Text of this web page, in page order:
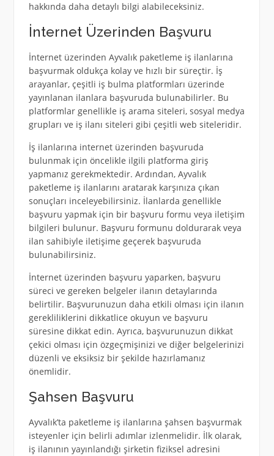
hakkında daha detaylı bilgi alabileceksiniz.
İnternet Üzerinden Başvuru
İnternet üzerinden Ayvalık paketleme iş ilanlarına
başvurmak oldukça kolay ve hızlı bir süreçtir. İş
arayanlar, çeşitli iş bulma platformları üzerinde
yayınlanan ilanlara başvuruda bulunabilirler. Bu
platformlar genellikle iş arama siteleri, sosyal medya
grupları ve iş ilanı siteleri gibi çeşitli web siteleridir.
İş ilanlarına internet üzerinden başvuruda
bulunmak için öncelikle ilgili platforma giriş
yapmanız gerekmektedir. Ardından, Ayvalık
paketleme iş ilanlarını aratarak karşınıza çıkan
sonuçları inceleyebilirsiniz. İlanlarda genellikle
başvuru yapmak için bir başvuru formu veya iletişim
bilgileri bulunur. Başvuru formunu doldurarak veya
ilan sahibiyle iletişime geçerek başvuruda
bulunabilirsiniz.
İnternet üzerinden başvuru yaparken, başvuru
süreci ve gereken belgeler ilanın detaylarında
belirtilir. Başvurunuzun daha etkili olması için ilanın
gerekliliklerini dikkatlice okuyun ve başvuru
süresine dikkat edin. Ayrıca, başvurunuzun dikkat
çekici olması için özgeçmişinizi ve diğer belgelerinizi
düzenli ve eksiksiz bir şekilde hazırlamanız
önemlidir.
Şahsen Başvuru
Ayvalık’ta paketleme iş ilanlarına şahsen başvurmak
isteyenler için belirli adımlar izlenmelidir. İlk olarak,
iş ilanının yayınlandığı şirketin fiziksel adresini